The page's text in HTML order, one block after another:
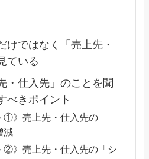
けではなく「売上先・
ている
・仕入先」のことを聞
べきポイント
①》売上先・仕入先の
減
②》売上先・仕入先の「シ